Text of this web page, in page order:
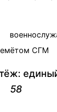
58